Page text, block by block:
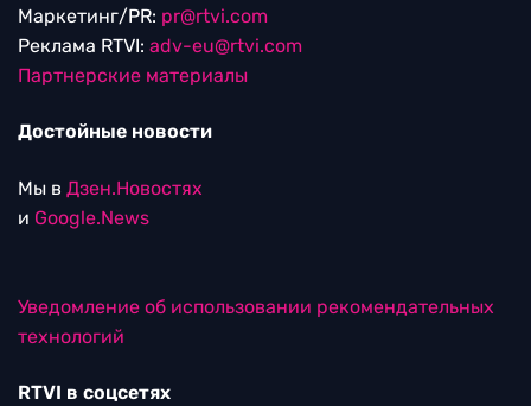
Маркетинг/PR: pr@rtvi.com
Реклама RTVI: adv-eu@rtvi.com
Партнерские материалы
Достойные новости
Мы в Дзен.Новостях
и Google.News
Уведомление об использовании рекомендательных
технологий
RTVI в соцсетях